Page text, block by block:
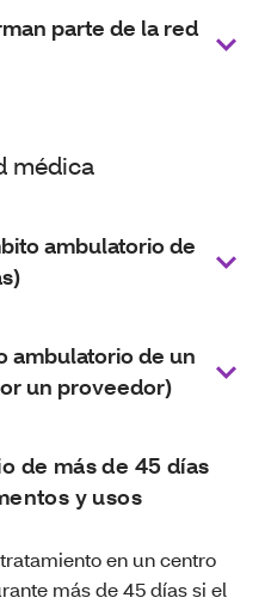
parte de la red
médica
ambulatorio de
ambulatorio de un
un proveedor)
de más de 45 días
y usos
en un centro
más de 45 días si el